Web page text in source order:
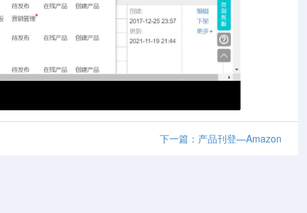
下一篇：产品刊登—Amazon